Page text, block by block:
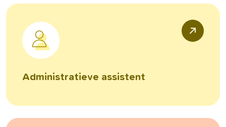
Administratieve assistent